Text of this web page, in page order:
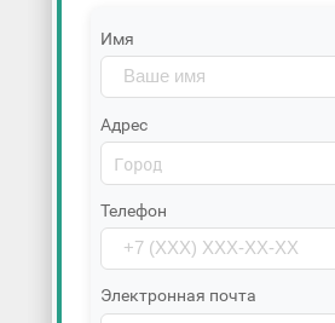
Имя
Адрес
Телефон
Электронная почта